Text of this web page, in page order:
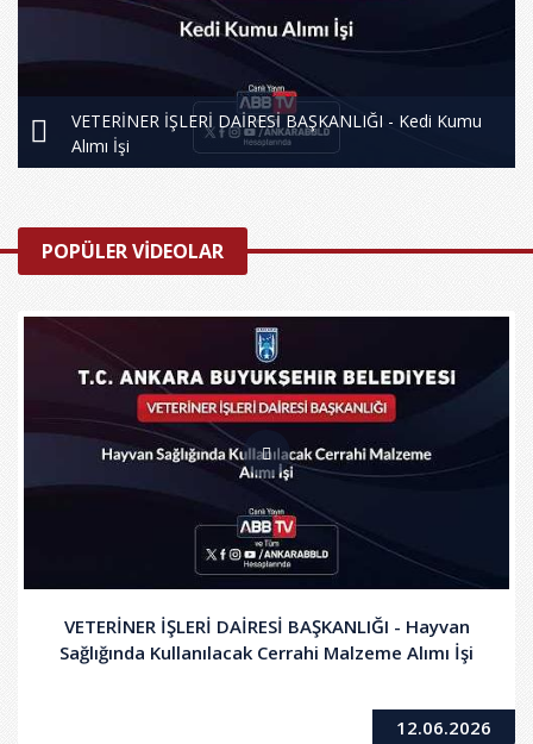
VETERİNER İŞLERİ DAİRESİ BAŞKANLIĞI - Kedi Kumu
Alımı İşi
POPÜLER VİDEOLAR
VETERİNER İŞLERİ DAİRESİ BAŞKANLIĞI - Hayvan
Sağlığında Kullanılacak Cerrahi Malzeme Alımı İşi
12.06.2026